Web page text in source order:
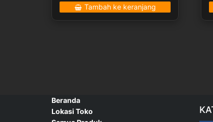
Tambah ke keranjang
Beranda
Lokasi Toko